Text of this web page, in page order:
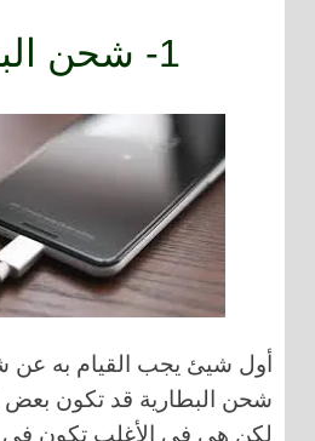
1- شحن البطارية
أول شيئ يجب القيام به عن
شحن البطارية قد تكون بعض
لكن هي في الأغلب تكون